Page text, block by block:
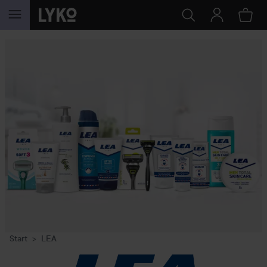
GA NAAR INHOUD
Start LEA